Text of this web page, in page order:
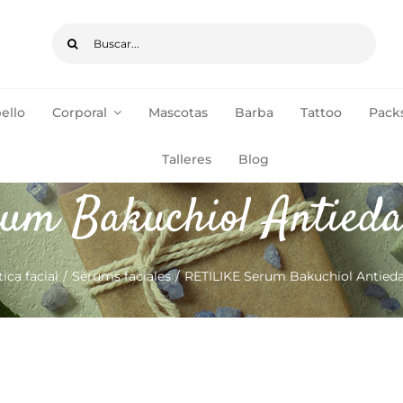
Corporal Mascotas Barba Tattoo
Talleres Blog
ENVÍOS GRATIS pedidos de +35€
Bakuchiol
facial Sérums faciales RETILIKE Serum Bakuchiol